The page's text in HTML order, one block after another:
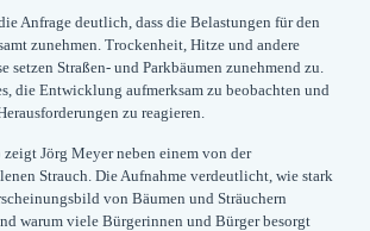
Anfrage deutlich, dass die Belastungen für den
zunehmen. Trockenheit, Hitze und andere
setzen Straßen- und Parkbäumen zunehmend zu.
die Entwicklung aufmerksam zu beobachten und
zu reagieren.
Jörg Meyer neben einem von der
Strauch. Die Aufnahme verdeutlicht, wie stark
von Bäumen und Sträuchern
warum viele Bürgerinnen und Bürger besorgt